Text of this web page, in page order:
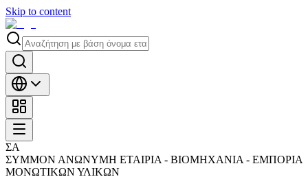
Skip to content
ΣΑ
ΣΥΜΜΟΝ ΑΝΩΝΥΜΗ ΕΤΑΙΡΙΑ - ΒΙΟΜΗΧΑΝΙΑ - ΕΜΠΟΡΙΑ
ΜΟΝΩΤΙΚΩΝ ΥΛΙΚΩΝ